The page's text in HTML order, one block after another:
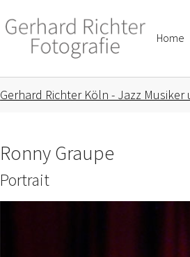
Home
Gerhard Richter Köln - Jazz
Ronny Graupe
Portrait